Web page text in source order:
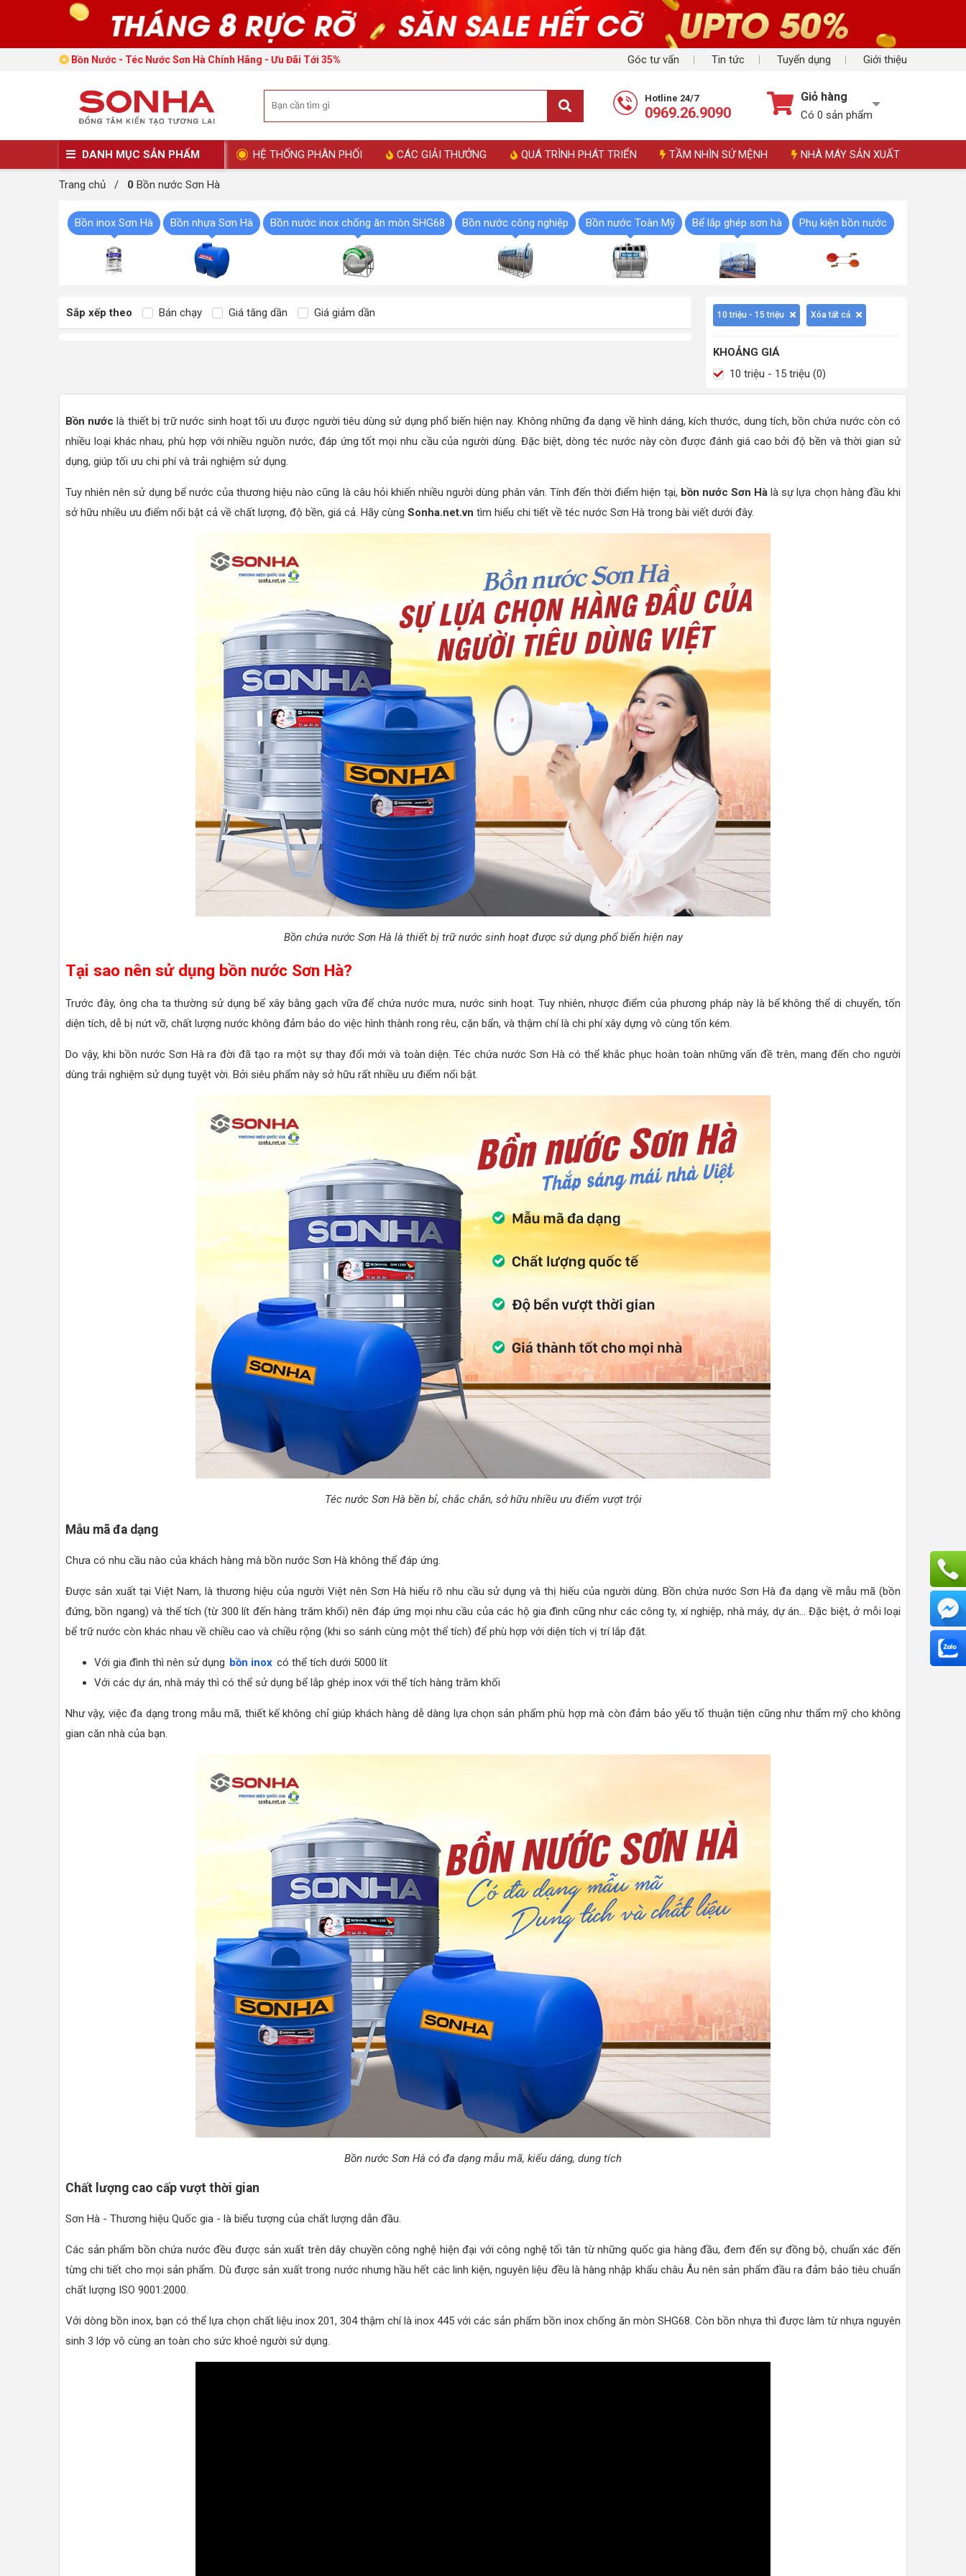
Góc tư vấn Tin tức Tuyển dụng Giới thiệu
Bồn Nước - Téc Nước Sơn Hà Chính Hãng - Ưu Đãi Tới 35%
Hotline 24/7
0969.26.9090
Giỏ hàng
Có 0 sản phẩm
DANH MỤC SẢN PHẨM HỆ THỐNG PHÂN PHỐI CÁC GIẢI THƯỞNG QUÁ TRÌNH PHÁT TRIỂN TẦM NHÌN SỨ MỆNH NHÀ MÁY SẢN XUẤT
Trang chủ / 0 Bồn nước Sơn Hà
Bồn inox Sơn Hà Bồn nhựa Sơn Hà Bồn nước inox chống ăn mòn SHG68 Bồn nước công nghiệp Bồn nước Toàn Mỹ Bể lắp ghép sơn hà Phụ kiện bồn nước
Sắp xếp theo Bán chạy Giá tăng dần Giá giảm dần 10 triệu - 15 triệu Xóa tất cả
KHOẢNG GIÁ
10 triệu - 15 triệu (0)
Bồn nước là thiết bị trữ nước sinh hoạt tối ưu được người tiêu dùng sử dụng phổ biến hiện nay. Không những đa dạng về hình dáng, kích thước, dung tích, bồn chứa nước còn có
nhiều loại khác nhau, phù hợp với nhiều nguồn nước, đáp ứng tốt mọi nhu cầu của người dùng. Đặc biệt, dòng téc nước này còn được đánh giá cao bởi độ bền và thời gian sử
dụng, giúp tối ưu chi phí và trải nghiệm sử dụng.
Tuy nhiên nên sử dụng bể nước của thương hiệu nào cũng là câu hỏi khiến nhiều người dùng phân vân. Tính đến thời điểm hiện tại, bồn nước Sơn Hà là sự lựa chọn hàng đầu khi
sở hữu nhiều ưu điểm nổi bật cả về chất lượng, độ bền, giá cả. Hãy cùng Sonha.net.vn tìm hiểu chi tiết về téc nước Sơn Hà trong bài viết dưới đây.
Bồn chứa nước Sơn Hà là thiết bị trữ nước sinh hoạt được sử dụng phổ biến hiện nay
Tại sao nên sử dụng bồn nước Sơn Hà?
Trước đây, ông cha ta thường sử dụng bể xây bằng gạch vữa để chứa nước mưa, nước sinh hoạt. Tuy nhiên, nhược điểm của phương pháp này là bể không thể di chuyển, tốn
diện tích, dễ bị nứt vỡ, chất lượng nước không đảm bảo do việc hình thành rong rêu, cặn bẩn, và thậm chí là chi phí xây dựng vô cùng tốn kém.
Do vậy, khi bồn nước Sơn Hà ra đời đã tạo ra một sự thay đổi mới và toàn diện. Téc chứa nước Sơn Hà có thể khắc phục hoàn toàn những vấn đề trên, mang đến cho người
dùng trải nghiệm sử dụng tuyệt vời. Bởi siêu phẩm này sở hữu rất nhiều ưu điểm nổi bật.
Téc nước Sơn Hà bền bỉ, chắc chắn, sở hữu nhiều ưu điểm vượt trội
Mẫu mã đa dạng
Chưa có nhu cầu nào của khách hàng mà bồn nước Sơn Hà không thể đáp ứng.
Được sản xuất tại Việt Nam, là thương hiệu của người Việt nên Sơn Hà hiểu rõ nhu cầu sử dụng và thị hiếu của người dùng. Bồn chứa nước Sơn Hà đa dạng về mẫu mã (bồn
đứng, bồn ngang) và thể tích (từ 300 lít đến hàng trăm khối) nên đáp ứng mọi nhu cầu của các hộ gia đình cũng như các công ty, xí nghiệp, nhà máy, dự án... Đặc biệt, ở mỗi loại
bể trữ nước còn khác nhau về chiều cao và chiều rộng (khi so sánh cùng một thể tích) để phù hợp với diện tích vị trí lắp đặt.
Với gia đình thì nên sử dụng bồn inox có thể tích dưới 5000 lít
Với các dự án, nhà máy thì có thể sử dụng bể lắp ghép inox với thể tích hàng trăm khối
Như vậy, việc đa dạng trong mẫu mã, thiết kế không chỉ giúp khách hàng dễ dàng lựa chọn sản phẩm phù hợp mà còn đảm bảo yếu tố thuận tiện cũng như thẩm mỹ cho không
gian căn nhà của bạn.
Bồn nước Sơn Hà có đa dạng mẫu mã, kiểu dáng, dung tích
Chất lượng cao cấp vượt thời gian
Sơn Hà - Thương hiệu Quốc gia - là biểu tượng của chất lượng dẫn đầu.
Các sản phẩm bồn chứa nước đều được sản xuất trên dây chuyền công nghệ hiện đại với công nghệ tối tân từ những quốc gia hàng đầu, đem đến sự đồng bộ, chuẩn xác đến
từng chi tiết cho mọi sản phẩm. Dù được sản xuất trong nước nhưng hầu hết các linh kiện, nguyên liệu đều là hàng nhập khẩu châu Âu nên sản phẩm đầu ra đảm bảo tiêu chuẩn
chất lượng ISO 9001:2000.
Với dòng bồn inox, bạn có thể lựa chọn chất liệu inox 201, 304 thậm chí là inox 445 với các sản phẩm bồn inox chống ăn mòn SHG68. Còn bồn nhựa thì được làm từ nhựa nguyên
sinh 3 lớp vô cùng an toàn cho sức khoẻ người sử dụng.